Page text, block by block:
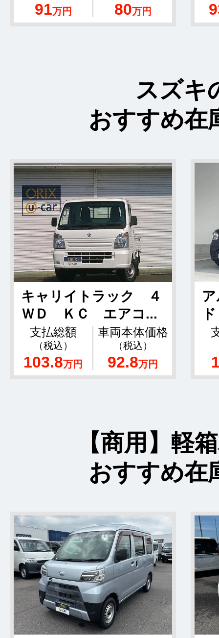
91万円 80万円
スズキ
おすすめ在
キャリイトラック ４
ＷＤ ＫＣ エアコ...
支払総額
（税込）
103.8万円
車両本体価格
（税込）
92.8万円
【商用】軽
おすすめ在